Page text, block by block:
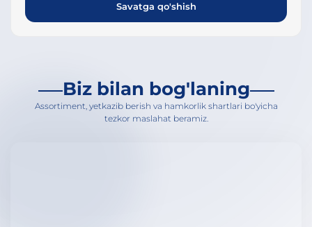
Savatga qo'shish
Biz bilan bog'laning
Assortiment, yetkazib berish va hamkorlik shartlari bo'yicha
tezkor maslahat beramiz.